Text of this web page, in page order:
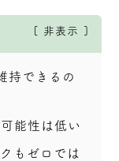
非表示
持できるの
能性は低い
もゼロでは